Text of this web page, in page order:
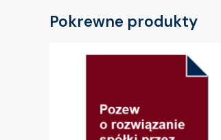
Pokrewne produkty